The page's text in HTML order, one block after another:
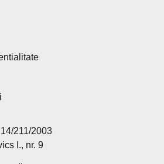
211/2003
I., nr. 9